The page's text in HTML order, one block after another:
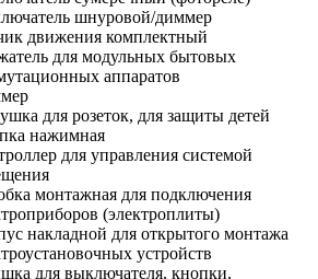
шнуровой/диммер
движения комплектный
для модульных бытовых
аппаратов
для розеток, для защиты детей
нажимная
для управления системой
монтажная для подключения
(электроплиты)
накладной для открытого монтажа
устройств
для выключателя, кнопки,